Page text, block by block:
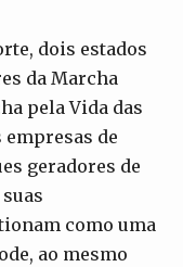
dois estados
da Marcha
pela Vida das
de
geradores de
como uma
ao mesmo